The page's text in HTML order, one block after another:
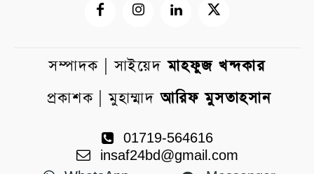
সম্পাদক | সাইয়েদমাহফুজ খন্দকার
প্রকাশক | মুহাম্মাদআরিফ মুসতাহসান
01719-564616
insaf24bd@gmail.com